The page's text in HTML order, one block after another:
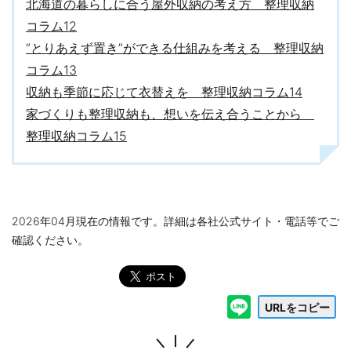
北海道の暮らしに合う屋外収納の考え方 整理収納
コラム12
“とりあえず置き”ができる仕組みを考える 整理収納
コラム13
収納も季節に応じて衣替えを 整理収納コラム14
家づくりも整理収納も、想いを伝え合うことから
整理収納コラム15
2026年04月現在の情報です。詳細は各社公式サイト・電話等でご
確認ください。
URLをコピー